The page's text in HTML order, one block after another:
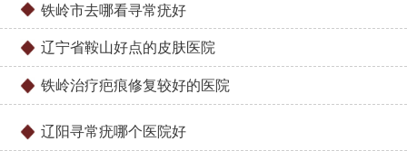
铁岭市去哪看寻常疣好
辽宁省鞍山好点的皮肤医院
铁岭治疗疤痕修复较好的医院
辽阳寻常疣哪个医院好